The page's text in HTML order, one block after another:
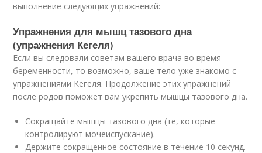
выполнение следующих упражнений:
Упражнения для мышц тазового дна
(упражнения Кегеля)
Если вы следовали советам вашего врача во время
беременности, то возможно, ваше тело уже знакомо с
упражнениями Кегеля. Продолжение этих упражнений
после родов поможет вам укрепить мышцы тазового дна.
Сокращайте мышцы тазового дна (те, которые
контролируют мочеиспускание).
Держите сокращенное состояние в течение 10 секунд.